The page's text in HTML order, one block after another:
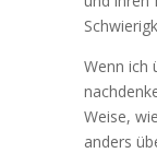
Wenn ich
Weise,
anders